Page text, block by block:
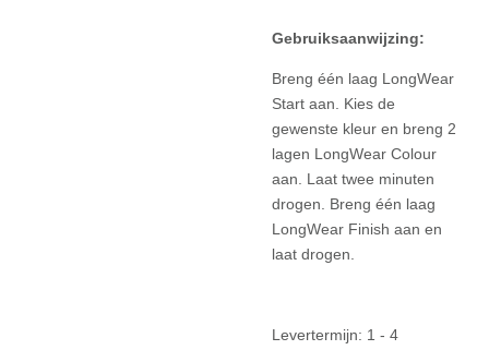
Gebruiksaanwijzing:
Breng één laag LongWear
Start aan. Kies de
gewenste kleur en breng 2
lagen LongWear Colour
aan. Laat twee minuten
drogen. Breng één laag
LongWear Finish aan en
laat drogen.
Levertermijn: 1 - 4